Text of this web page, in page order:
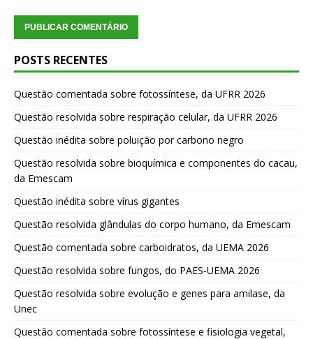
POSTS RECENTES
Questão comentada sobre fotossíntese, da UFRR 2026
Questão resolvida sobre respiração celular, da UFRR 2026
Questão inédita sobre poluição por carbono negro
Questão resolvida sobre bioquímica e componentes do cacau,
da Emescam
Questão inédita sobre vírus gigantes
Questão resolvida glândulas do corpo humano, da Emescam
Questão comentada sobre carboidratos, da UEMA 2026
Questão resolvida sobre fungos, do PAES-UEMA 2026
Questão resolvida sobre evolução e genes para amilase, da
Unec
Questão comentada sobre fotossíntese e fisiologia vegetal,